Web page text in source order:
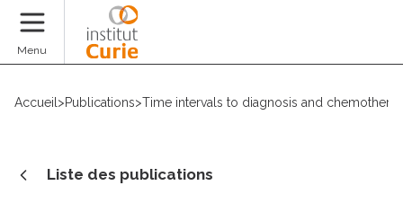
Menu
Accueil >Publications>Time intervals to diagnosis and
Liste des publications